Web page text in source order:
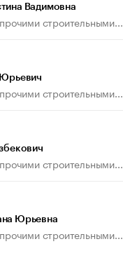
Вадимовна
строительными...
строительными...
строительными...
Юрьевна
строительными...